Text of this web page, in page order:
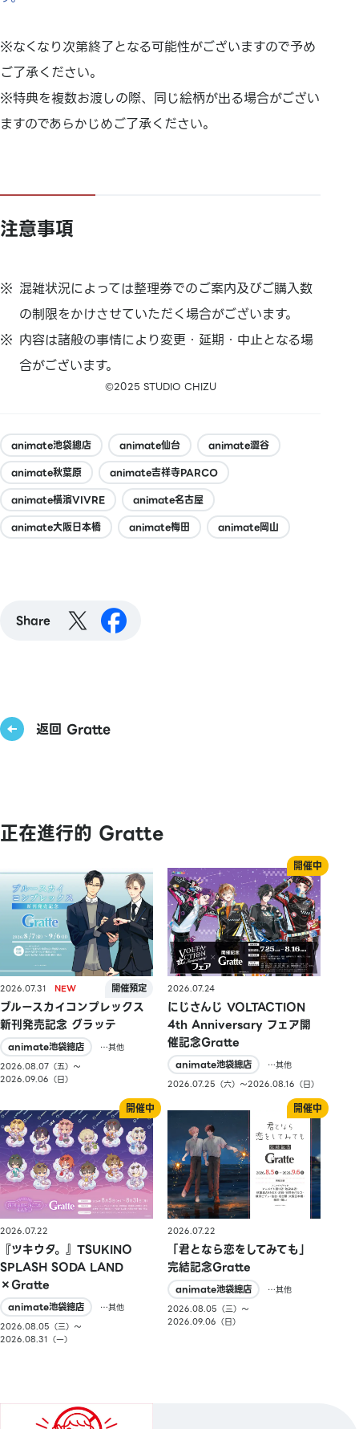
※なくなり次第終了となる可能性がございますので予め
ご了承ください。
※特典を複数お渡しの際、同じ絵柄が出る場合がござい
ますのであらかじめご了承ください。
注意事項
混雑状況によっては整理券でのご案内及びご購入数
の制限をかけさせていただく場合がございます。
内容は諸般の事情により変更・延期・中止となる場
合がございます。
©2025 STUDIO CHIZU
animate池袋總店 animate仙台
animate澀谷
animate秋葉原
animate吉祥寺PARCO
animate橫濱VIVRE
animate名古屋
animate大阪日本橋
animate梅田 animate岡山
Share
返回 Gratte
正在進行的 Gratte
2026.07.31
ブルースカイコンプレックス
新刊発売記念 グラッテ
animate池袋總店
…其他
2026.08.07（五）〜
2026.09.06（日）
2026.07.24
にじさんじ VOLTACTION
4th Anniversary フェア開
催記念Gratte
animate池袋總店
…其他
2026.07.25（六）〜2026.08.16（日）
2026.07.22
『ツキウタ。』TSUKINO
SPLASH SODA LAND
×Gratte
animate池袋總店
…其他
2026.08.05（三）〜
2026.08.31（一）
2026.07.22
「君となら恋をしてみても」
完結記念Gratte
animate池袋總店
…其他
2026.08.05（三）〜
2026.09.06（日）